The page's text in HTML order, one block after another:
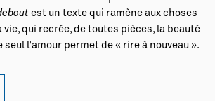
est un texte qui ramène aux choses
qui recrée, de toutes pièces, la beauté
seul l’amour permet de « rire à nouveau ».